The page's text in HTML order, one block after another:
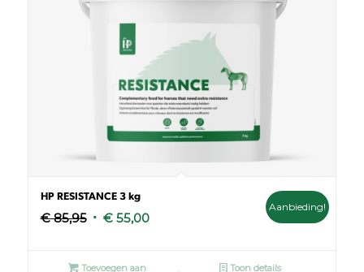
HP RESISTANCE 3 kg
€85,95 Oorspronkelijke
€55,00Huidige
Aanbieding!
Toevoegen aan
Toon details